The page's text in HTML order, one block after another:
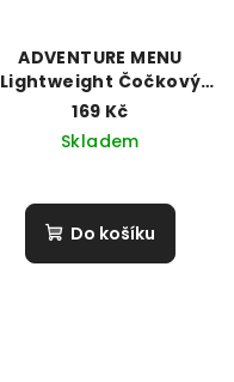
ADVENTURE MENU
Lightweight Čočkový
Dhal
169 Kč
Skladem
Do košíku